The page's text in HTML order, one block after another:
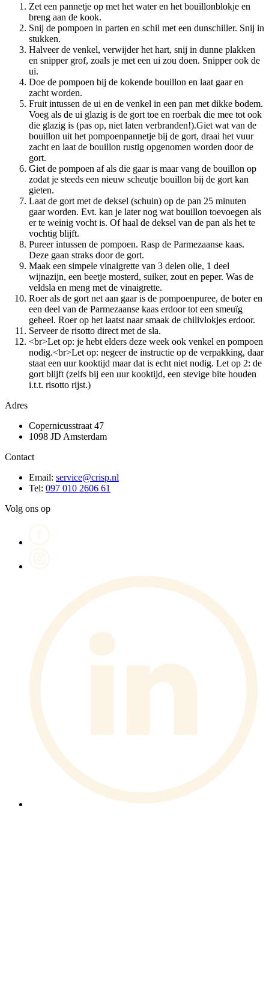
Zet een pannetje op met het water en het bouillonblokje en
breng aan de kook.
Snij de pompoen in parten en schil met een dunschiller. Snij in
stukken.
Halveer de venkel, verwijder het hart, snij in dunne plakken
en snipper grof, zoals je met een ui zou doen. Snipper ook de
ui.
Doe de pompoen bij de kokende bouillon en laat gaar en
zacht worden.
Fruit intussen de ui en de venkel in een pan met dikke bodem.
Voeg als de ui glazig is de gort toe en roerbak die mee tot ook
die glazig is (pas op, niet laten verbranden!).Giet wat van de
bouillon uit het pompoenpannetje bij de gort, draai het vuur
zacht en laat de bouillon rustig opgenomen worden door de
gort.
Giet de pompoen af als die gaar is maar vang de bouillon op
zodat je steeds een nieuw scheutje bouillon bij de gort kan
gieten.
Laat de gort met de deksel (schuin) op de pan 25 minuten
gaar worden. Evt. kan je later nog wat bouillon toevoegen als
er te weinig vocht is. Of haal de deksel van de pan als het te
vochtig blijft.
Pureer intussen de pompoen. Rasp de Parmezaanse kaas.
Deze gaan straks door de gort.
Maak een simpele vinaigrette van 3 delen olie, 1 deel
wijnazijn, een beetje mosterd, suiker, zout en peper. Was de
veldsla en meng met de vinaigrette.
Roer als de gort net aan gaar is de pompoenpuree, de boter en
een deel van de Parmezaanse kaas erdoor tot een smeuïg
geheel. Roer op het laatst naar smaak de chilivlokjes erdoor.
Serveer de risotto direct met de sla.
<br>Let op: je hebt elders deze week ook venkel en pompoen
nodig.<br>Let op: negeer de instructie op de verpakking, daar
staat een uur kooktijd maar dat is echt niet nodig. Let op 2: de
gort blijft (zelfs bij een uur kooktijd, een stevige bite houden
i.t.t. risotto rijst.)
Adres
Copernicusstraat 47
1098 JD Amsterdam
Contact
Email: service@crisp.nl
Tel: 097 010 2606 61
Volg ons op